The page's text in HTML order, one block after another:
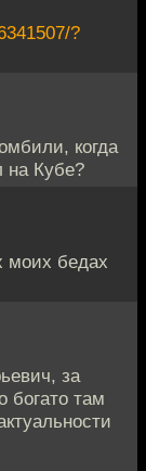
?
когда
на Кубе?
моих бедах
за
богато там